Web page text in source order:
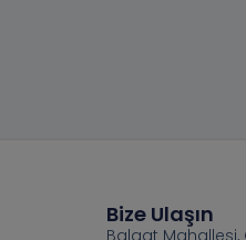
Bize Ulaşın